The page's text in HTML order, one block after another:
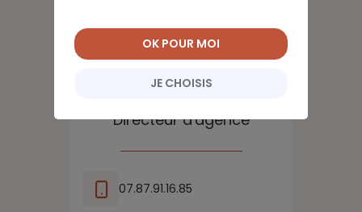
LaurentLEMAITRE
Directeur d'agence
07.87.91.16.85
JE CHOISIS
OK POUR MOI